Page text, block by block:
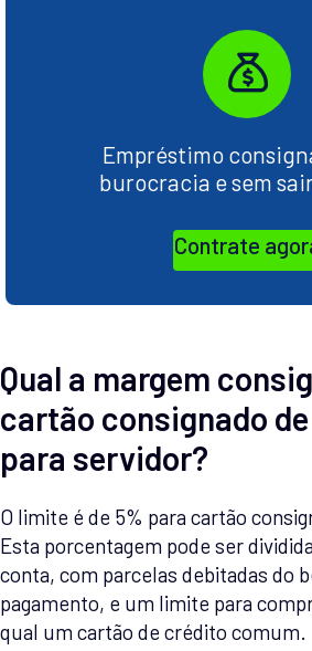
Empréstimo
burocracia e sem
Contrate
Qual a margem
cartão consignado
para servidor?
O limite é de 5% para cartão
Esta porcentagem pode ser
conta, com parcelas debitadas do
pagamento, e um limite para
qual um cartão de crédito comum.